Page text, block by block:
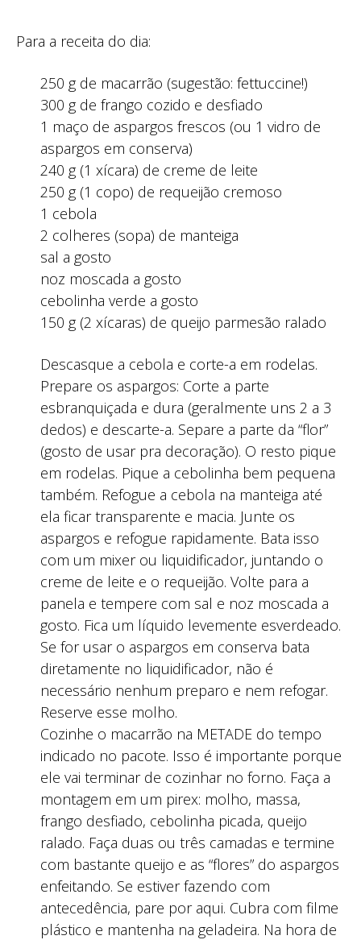
Para a receita do dia:
250 g de macarrão (sugestão: fettuccine!)
300 g de frango cozido e desfiado
1 maço de aspargos frescos (ou 1 vidro de
aspargos em conserva)
240 g (1 xícara) de creme de leite
250 g (1 copo) de requeijão cremoso
1 cebola
2 colheres (sopa) de manteiga
sal a gosto
noz moscada a gosto
cebolinha verde a gosto
150 g (2 xícaras) de queijo parmesão ralado
Descasque a cebola e corte-a em rodelas.
Prepare os aspargos: Corte a parte
esbranquiçada e dura (geralmente uns 2 a 3
dedos) e descarte-a. Separe a parte da “flor”
(gosto de usar pra decoração). O resto pique
em rodelas. Pique a cebolinha bem pequena
também. Refogue a cebola na manteiga até
ela ficar transparente e macia. Junte os
aspargos e refogue rapidamente. Bata isso
com um mixer ou liquidificador, juntando o
creme de leite e o requeijão. Volte para a
panela e tempere com sal e noz moscada a
gosto. Fica um líquido levemente esverdeado.
Se for usar o aspargos em conserva bata
diretamente no liquidificador, não é
necessário nenhum preparo e nem refogar.
Reserve esse molho.
Cozinhe o macarrão na METADE do tempo
indicado no pacote. Isso é importante porque
ele vai terminar de cozinhar no forno. Faça a
montagem em um pirex: molho, massa,
frango desfiado, cebolinha picada, queijo
ralado. Faça duas ou três camadas e termine
com bastante queijo e as “flores” do aspargos
enfeitando. Se estiver fazendo com
antecedência, pare por aqui. Cubra com filme
plástico e mantenha na geladeira. Na hora de